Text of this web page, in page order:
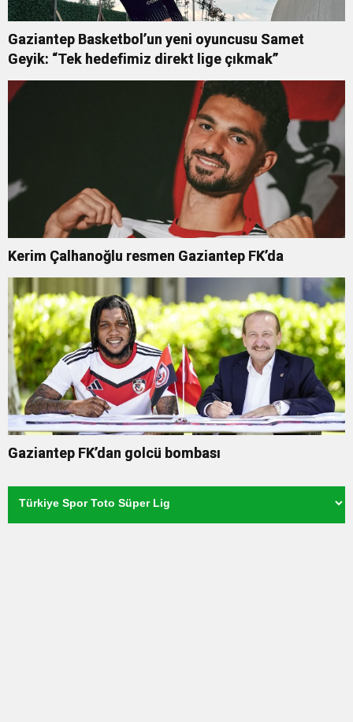
Gaziantep Basketbol’un yeni oyuncusu Samet
Geyik: “Tek hedefimiz direkt lige çıkmak”
Kerim Çalhanoğlu resmen Gaziantep FK’da
Gaziantep FK’dan golcü bombası